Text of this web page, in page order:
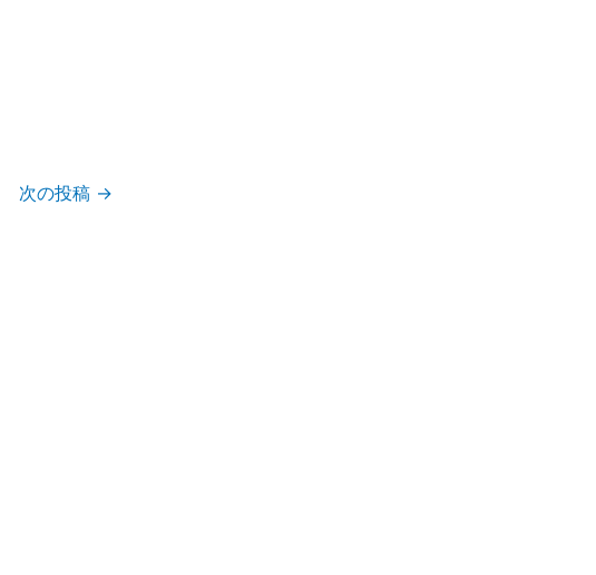
次の投稿 →